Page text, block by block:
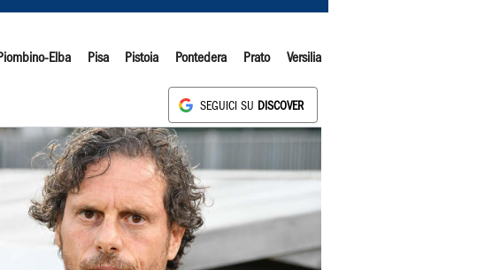
Piombino-Elba Pisa Pistoia Pontedera Prato Versilia
SEGUICI SU DISCOVER